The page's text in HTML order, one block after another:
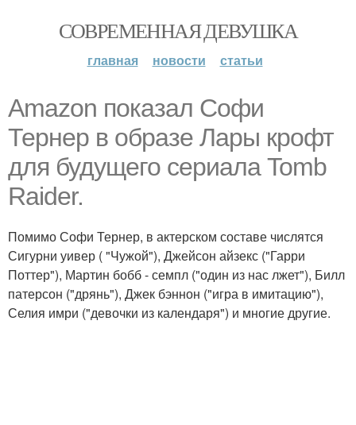
СОВРЕМЕННАЯ ДЕВУШКА
главная новости статьи
Amazon показал Софи
Тернер в образе Лары крофт
для будущего сериала Tomb
Raider.
Помимо Софи Тернер, в актерском составе числятся
Сигурни уивер ( "Чужой"), Джейсон айзекс ("Гарри
Поттер"), Мартин бобб - семпл ("один из нас лжет"), Билл
патерсон ("дрянь"), Джек бэннон ("игра в имитацию"),
Селия имри ("девочки из календаря") и многие другие.